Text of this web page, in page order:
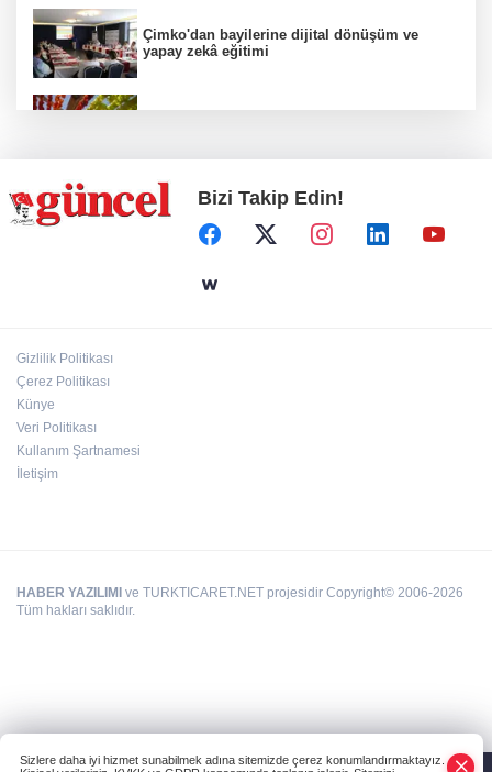
Çimko'dan bayilerine dijital dönüşüm ve
yapay zekâ eğitimi
Hamileler denize veya havuza girebilir mi?
Bizi Takip Edin!
Gizlilik Politikası
Çerez Politikası
Künye
Veri Politikası
Kullanım Şartnamesi
İletişim
HABER YAZILIMI ve TURKTICARET.NET projesidir Copyright© 2006-2026
Tüm hakları saklıdır.
Sizlere daha iyi hizmet sunabilmek adına sitemizde çerez konumlandırmaktayız.